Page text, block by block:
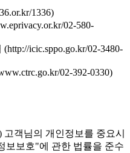
1336)
02-580-
icic.sppo.go.kr/02-3480-
02-392-0330)
객님의 개인정보를 중요시
보보호"에 관한 법률을 준수